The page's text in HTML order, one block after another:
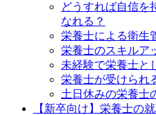
どうすれば自信を
なれる？
栄養士による衛生
栄養士のスキルア
未経験で栄養士と
栄養士が受けられ
土日休みの栄養士
【新卒向け】栄養士の